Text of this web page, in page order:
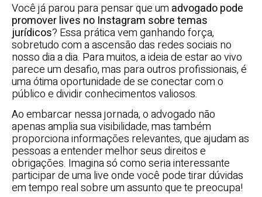
Você já parou para pensar que um advogado pode
promover lives no Instagram sobre temas
jurídicos? Essa prática vem ganhando força,
sobretudo com a ascensão das redes sociais no
nosso dia a dia. Para muitos, a ideia de estar ao vivo
parece um desafio, mas para outros profissionais, é
uma ótima oportunidade de se conectar com o
público e dividir conhecimentos valiosos.
Ao embarcar nessa jornada, o advogado não
apenas amplia sua visibilidade, mas também
proporciona informações relevantes, que ajudam as
pessoas a entender melhor seus direitos e
obrigações. Imagina só como seria interessante
participar de uma live onde você pode tirar dúvidas
em tempo real sobre um assunto que te preocupa!